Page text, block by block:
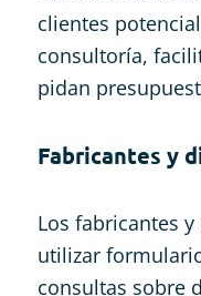
clientes
consultoría,
pidan
Fabricantes y
Los fabricantes
utilizar
consultas sobre